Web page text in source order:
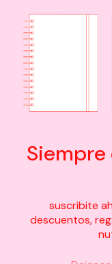
suscribite
descuentos,